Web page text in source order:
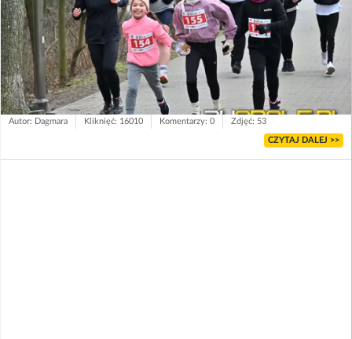
Autor: Dagmara Kliknięć: 16010 Komentarzy: 0 Zdjęć: 53
CZYTAJ DALEJ >>